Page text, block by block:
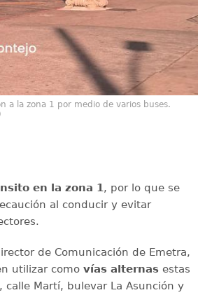
a la zona 1 por medio de varios buses.
en la zona 1, por lo que se
al conducir y evitar
de Comunicación de Emetra,
utilizar como vías alternasestas
calle Martí, bulevar La Asunción y